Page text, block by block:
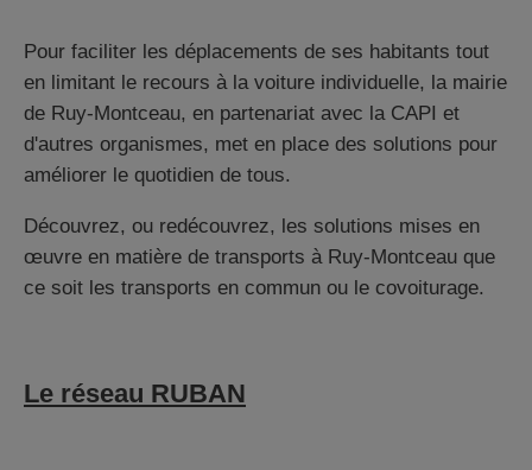
Pour faciliter les déplacements de ses habitants tout
en limitant le recours à la voiture individuelle, la mairie
de Ruy-Montceau, en partenariat avec la CAPI et
d'autres organismes, met en place des solutions pour
améliorer le quotidien de tous.
Découvrez, ou redécouvrez, les solutions mises en
œuvre en matière de transports à Ruy-Montceau que
ce soit les transports en commun ou le covoiturage.
Le réseau RUBAN